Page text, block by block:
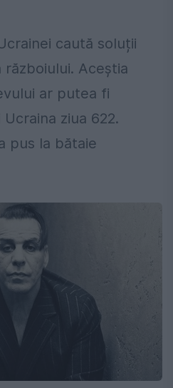
caută soluții
Aceștia
ar putea fi
ziua 622.
pus la bătaie